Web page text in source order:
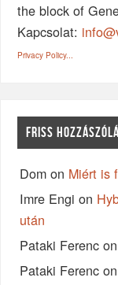
the block of
Kapcsolat:
Privacy Policy...
FRISS
Dom on Miért is
Imre Engi on
után
Pataki Ferenc on
Pataki Ferenc on